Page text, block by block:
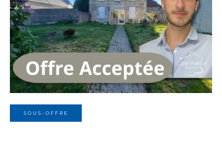
SOUS-OFFRE
Budget
Budget
Surface
Surface
Pièces
Référence